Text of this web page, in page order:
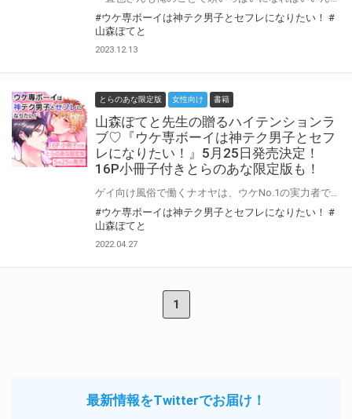
#ウケ専ボーイは神テク男子とセフレになりたい！ #
山森ぽてと
2023.12.13
とらのあな限定版 女性向け 書籍
山森ぽてと先生の贈るハイテンションラ
ブ♡『ウケ専ボーイは神テク男子とセフ
レになりたい！』5月25日発売決定！
16P小冊子付きとらのあな限定版も！
#ウケ専ボーイは神テク男子とセフレになりたい！ #
山森ぽてと
2022.04.27
1
最新情報をTwitterでお届け！